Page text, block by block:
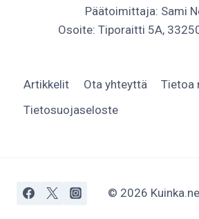
Päätoimittaja: Sami
Osoite: Tiporaitti 5A,
Artikkelit Ota yhteyttä
Tietoa
Tietosuojaseloste
© 2026